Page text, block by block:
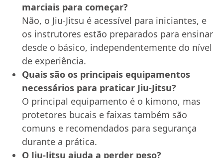
marciais para começar?
Não, o Jiu-Jitsu é acessível para iniciantes, e
os instrutores estão preparados para ensinar
desde o básico, independentemente do nível
de experiência.
Quais são os principais equipamentos
necessários para praticar Jiu-Jitsu?
O principal equipamento é o kimono, mas
protetores bucais e faixas também são
comuns e recomendados para segurança
durante a prática.
O Jiu-Jitsu ajuda a perder peso?